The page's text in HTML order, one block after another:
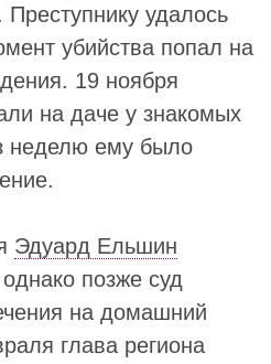
удалось
убийства попал на
19 ноября
на даче у знакомых
неделю ему было
Эдуард Ельшин
позже суд
на домашний
глава региона